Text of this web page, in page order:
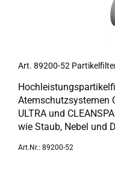
Art. 89200-​​52
Atem­schutz­sys­te­men
ULTRA und
wie Staub, Nebel und
Art.Nr.: 89200-52